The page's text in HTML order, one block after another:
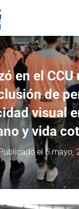
de
en el
de
visual
y vida
el5 mayo,